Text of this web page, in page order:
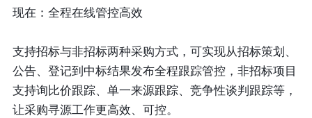
现在：全程在线管控高效
支持招标与非招标两种采购方式，可实现从招标策划、
公告、登记到中标结果发布全程跟踪管控，非招标项目
支持询比价跟踪、单一来源跟踪、竞争性谈判跟踪等，
让采购寻源工作更高效、可控。